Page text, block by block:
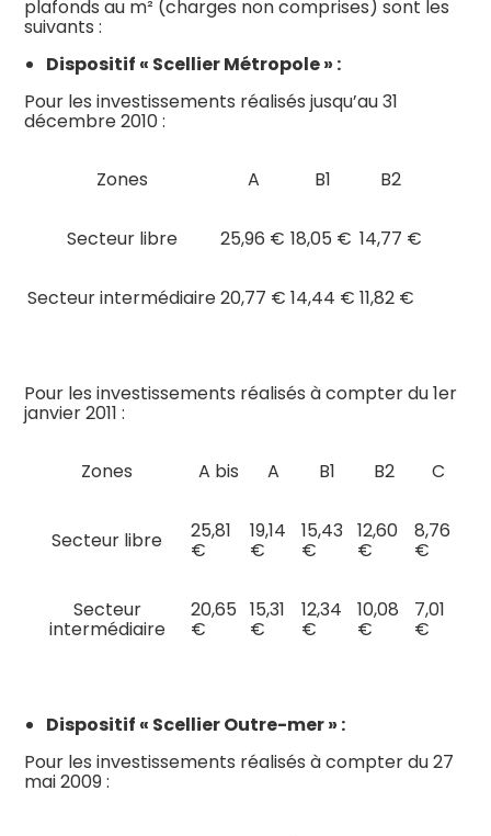
plafonds au m² (charges non comprises) sont les
suivants :
Dispositif « Scellier Métropole » :
Pour les investissements réalisés jusqu’au 31
décembre 2010 :
Zones A B1 B2
Secteur libre 25,96 € 18,05 € 14,77 €
Secteur intermédiaire20,77 € 14,44 € 11,82 €
Pour les investissements réalisés à compter du 1er
janvier 2011 :
Zones A bis A B1 B2 C
Secteur libre 25,81
€
19,14
€
15,43
€
12,60
€
8,76
€
Secteur
intermédiaire
20,65
€
15,31
€
12,34
€
10,08
€
7,01
€
Dispositif « Scellier Outre-mer » :
Pour les investissements réalisés à compter du 27
mai 2009 :